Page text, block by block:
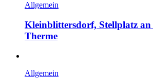
Allgemein
Kleinblittersdorf, Stellplatz
Therme
Allgemein